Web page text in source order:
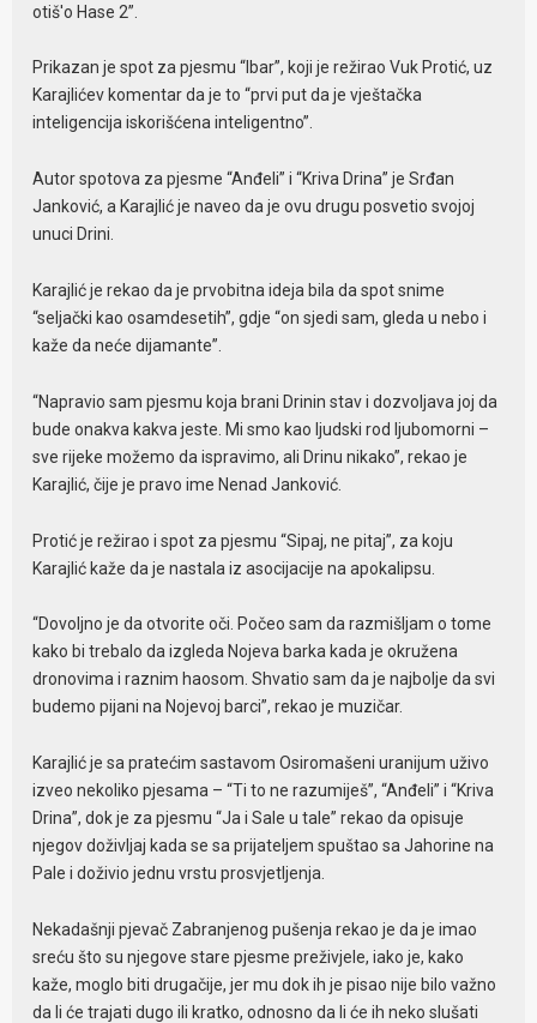
otiš'o Hase 2”.
Prikazan je spot za pjesmu “Ibar”, koji je režirao Vuk Protić, uz
Karajlićev komentar da je to “prvi put da je vještačka
inteligencija iskorišćena inteligentno”.
Autor spotova za pjesme “Anđeli” i “Kriva Drina” je Srđan
Janković, a Karajlić je naveo da je ovu drugu posvetio svojoj
unuci Drini.
Karajlić je rekao da je prvobitna ideja bila da spot snime
“seljački kao osamdesetih”, gdje “on sjedi sam, gleda u nebo i
kaže da neće dijamante”.
“Napravio sam pjesmu koja brani Drinin stav i dozvoljava joj da
bude onakva kakva jeste. Mi smo kao ljudski rod ljubomorni –
sve rijeke možemo da ispravimo, ali Drinu nikako”, rekao je
Karajlić, čije je pravo ime Nenad Janković.
Protić je režirao i spot za pjesmu “Sipaj, ne pitaj”, za koju
Karajlić kaže da je nastala iz asocijacije na apokalipsu.
“Dovoljno je da otvorite oči. Počeo sam da razmišljam o tome
kako bi trebalo da izgleda Nojeva barka kada je okružena
dronovima i raznim haosom. Shvatio sam da je najbolje da svi
budemo pijani na Nojevoj barci”, rekao je muzičar.
Karajlić je sa pratećim sastavom Osiromašeni uranijum uživo
izveo nekoliko pjesama – “Ti to ne razumiješ”, “Anđeli” i “Kriva
Drina”, dok je za pjesmu “Ja i Sale u tale” rekao da opisuje
njegov doživljaj kada se sa prijateljem spuštao sa Jahorine na
Pale i doživio jednu vrstu prosvjetljenja.
Nekadašnji pjevač Zabranjenog pušenja rekao je da je imao
sreću što su njegove stare pjesme preživjele, iako je, kako
kaže, moglo biti drugačije, jer mu dok ih je pisao nije bilo važno
da li će trajati dugo ili kratko, odnosno da li će ih neko slušati